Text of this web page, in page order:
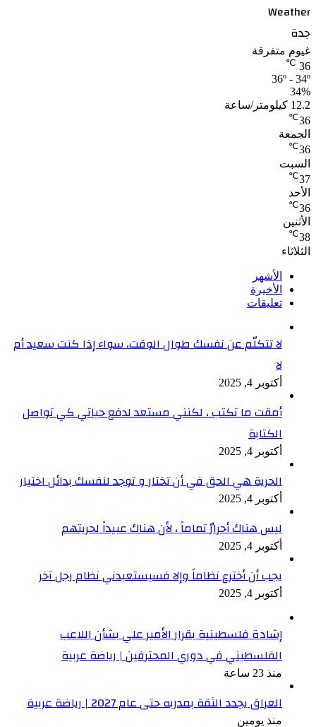
Weather
جدة
غيوم متفرقة
36
℃
36º - 34º
34%
12.2 كيلومتر/ساعة
36
℃
الجمعة
36
℃
السبت
37
℃
الأحد
36
℃
الأثنين
38
℃
الثلاثاء
الأشهر
الأخيرة
تعليقات
لا تتكلّم عن نفسك طوال الوقت، سواء إذا كنت سعيد أم
لا
أكتوبر 4, 2025
أمقت ما تكتب ، لكنني مستعد لدفع حياتي كي تواصل
الكتابة
أكتوبر 4, 2025
الحرية هي الحق في أن تختار و توجد لنفسك بدائل اختيار
أكتوبر 4, 2025
ليس هناك أحرارٌ تماماً ، لأن هناك عبيداً لحريتهم
أكتوبر 4, 2025
يجب أن أخترع نظاماً وإلا فسيستعبدني نظام رجل آخر
أكتوبر 4, 2025
إشادة فلسطينية بقرار الأمير علي بشأن اللاعب
الفلسطيني في دوري المحترفين | رياضة عربية
منذ 23 ساعة
العراق يجدد الثقة بمدربه حتى عام 2027 | رياضة عربية
منذ يومين